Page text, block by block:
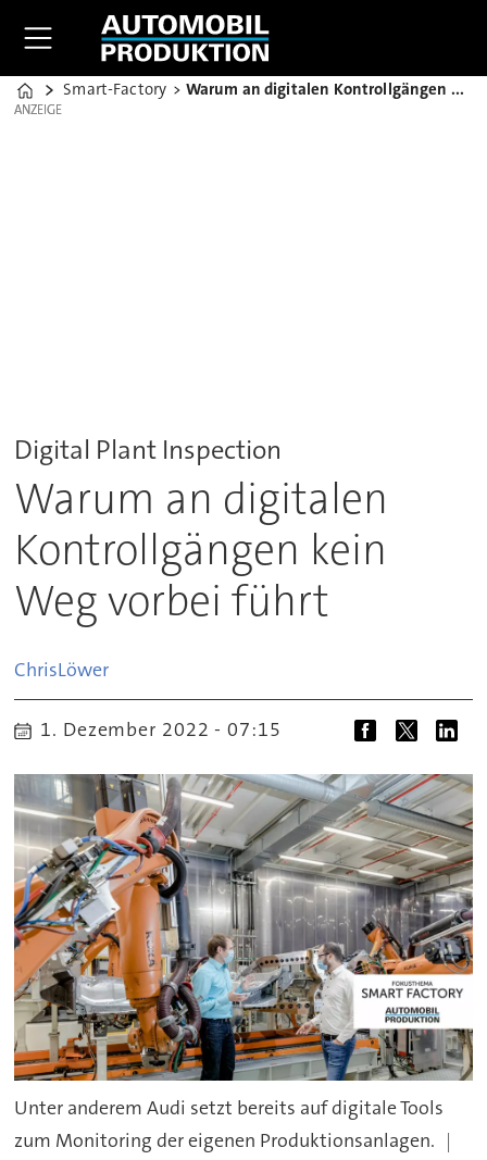
Home
Smart-Factory Warum an digitalen Kontrollgängen kein Weg vorbei führt
ANZEIGE
ANZEIGE
Digital Plant Inspection
Warum an digitalen
Kontrollgängen kein
Weg vorbei führt
ChrisLöwer
1. Dezember 2022 - 07:15
Unter anderem Audi setzt bereits auf digitale Tools
zum Monitoring der eigenen Produktionsanlagen.